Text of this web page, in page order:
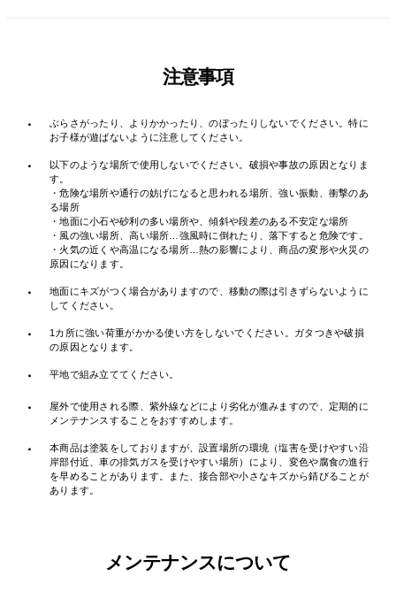
注意事項
・
ぶらさがったり、よりかかったり、のぼったりしないでください。特に
お子様が遊ばないように注意してください。
・
以下のような場所で使用しないでください。破損や事故の原因となりま
す。
・危険な場所や通行の妨げになると思われる場所、強い振動、衝撃のあ
る場所
・地面に小石や砂利の多い場所や、傾斜や段差のある不安定な場所
・風の強い場所、高い場所…強風時に倒れたり、落下すると危険です。
・火気の近くや高温になる場所…熱の影響により、商品の変形や火災の
原因になります。
・
地面にキズがつく場合がありますので、移動の際は引きずらないように
してください。
・
1カ所に強い荷重がかかる使い方をしないでください。ガタつきや破損
の原因となります。
・ 平地で組み立ててください。
・
屋外で使用される際、紫外線などにより劣化が進みますので、定期的に
メンテナンスすることをおすすめします。
・
本商品は塗装をしておりますが、設置場所の環境（塩害を受けやすい沿
岸部付近、車の排気ガスを受けやすい場所）により、変色や腐食の進行
を早めることがあります。また、接合部や小さなキズから錆びることが
あります。
メンテナンスについて